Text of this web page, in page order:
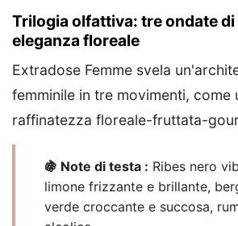
Trilogia olfattiva: tre ondate
eleganza floreale
Extradose Femme svela
femminile in tre movimenti, come
raffinatezza floreale-fruttata-
🍇 Note di testa : Ribes nero
limone frizzante e brillante,
verde croccante e succosa,